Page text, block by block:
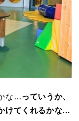
な… っていうか、
けてくれるかな…